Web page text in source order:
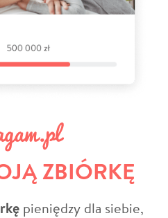
ZBIÓRKĘ
pieniędzy dla siebie,